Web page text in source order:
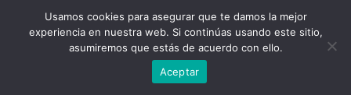
Usamos cookies para asegurar que te damos la mejor
experiencia en nuestra web. Si continúas usando este sitio,
asumiremos que estás de acuerdo con ello.
Aceptar
Publicidad Redacción Contacto
Advertencia legal
Todos los derechos reservados
Grupo Preferente